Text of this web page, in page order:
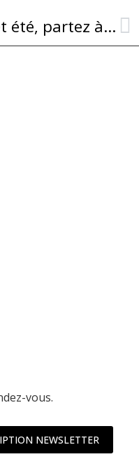
Cet été, partez à la découverte de Combret !
vous.
NEWSLETTER